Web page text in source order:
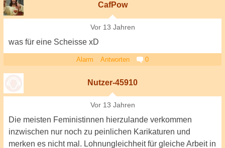
CafPow
Vor 13 Jahren
was für eine Scheisse xD
Alarm Antworten 0
Nutzer-45910
Vor 13 Jahren
Die meisten Feministinnen hierzulande verkommen
inzwischen nur noch zu peinlichen Karikaturen und
merken es nicht mal. Lohnungleichheit für gleiche Arbeit in